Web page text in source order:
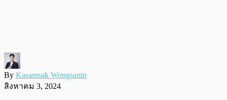
By Kasamsak Wongsanin
สิงหาคม 3, 2024